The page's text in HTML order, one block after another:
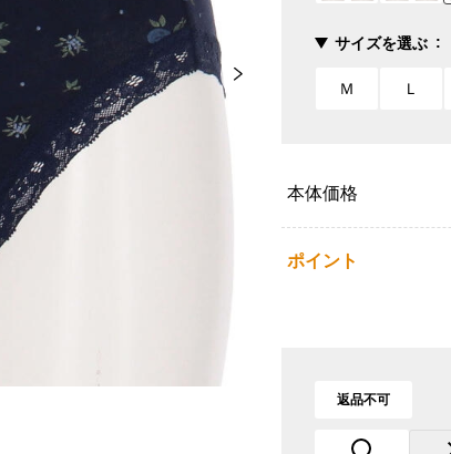
サイズを選ぶ
Ｍ Ｌ
本体価格
ポイント
返品不可